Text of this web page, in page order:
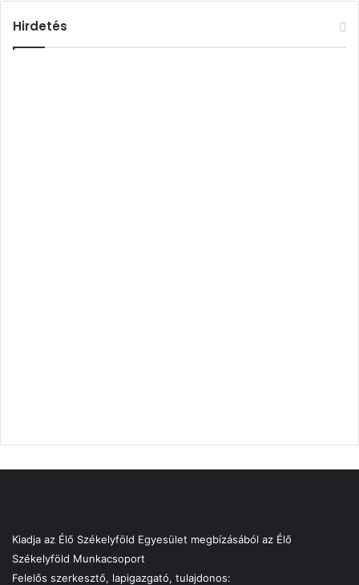
Hirdetés
Kiadja az Élő Székelyföld Egyesület megbízásából az Élő
Székelyföld Munkacsoport
Felelős szerkesztő, lapigazgató, tulajdonos: